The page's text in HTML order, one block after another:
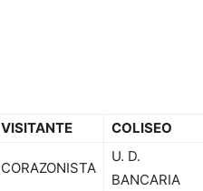
VISITANTE
COLISEO
CORAZONISTA
U. D.
BANCARIA